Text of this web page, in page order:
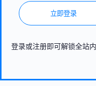
立即登录
登录或注册即可解锁全站